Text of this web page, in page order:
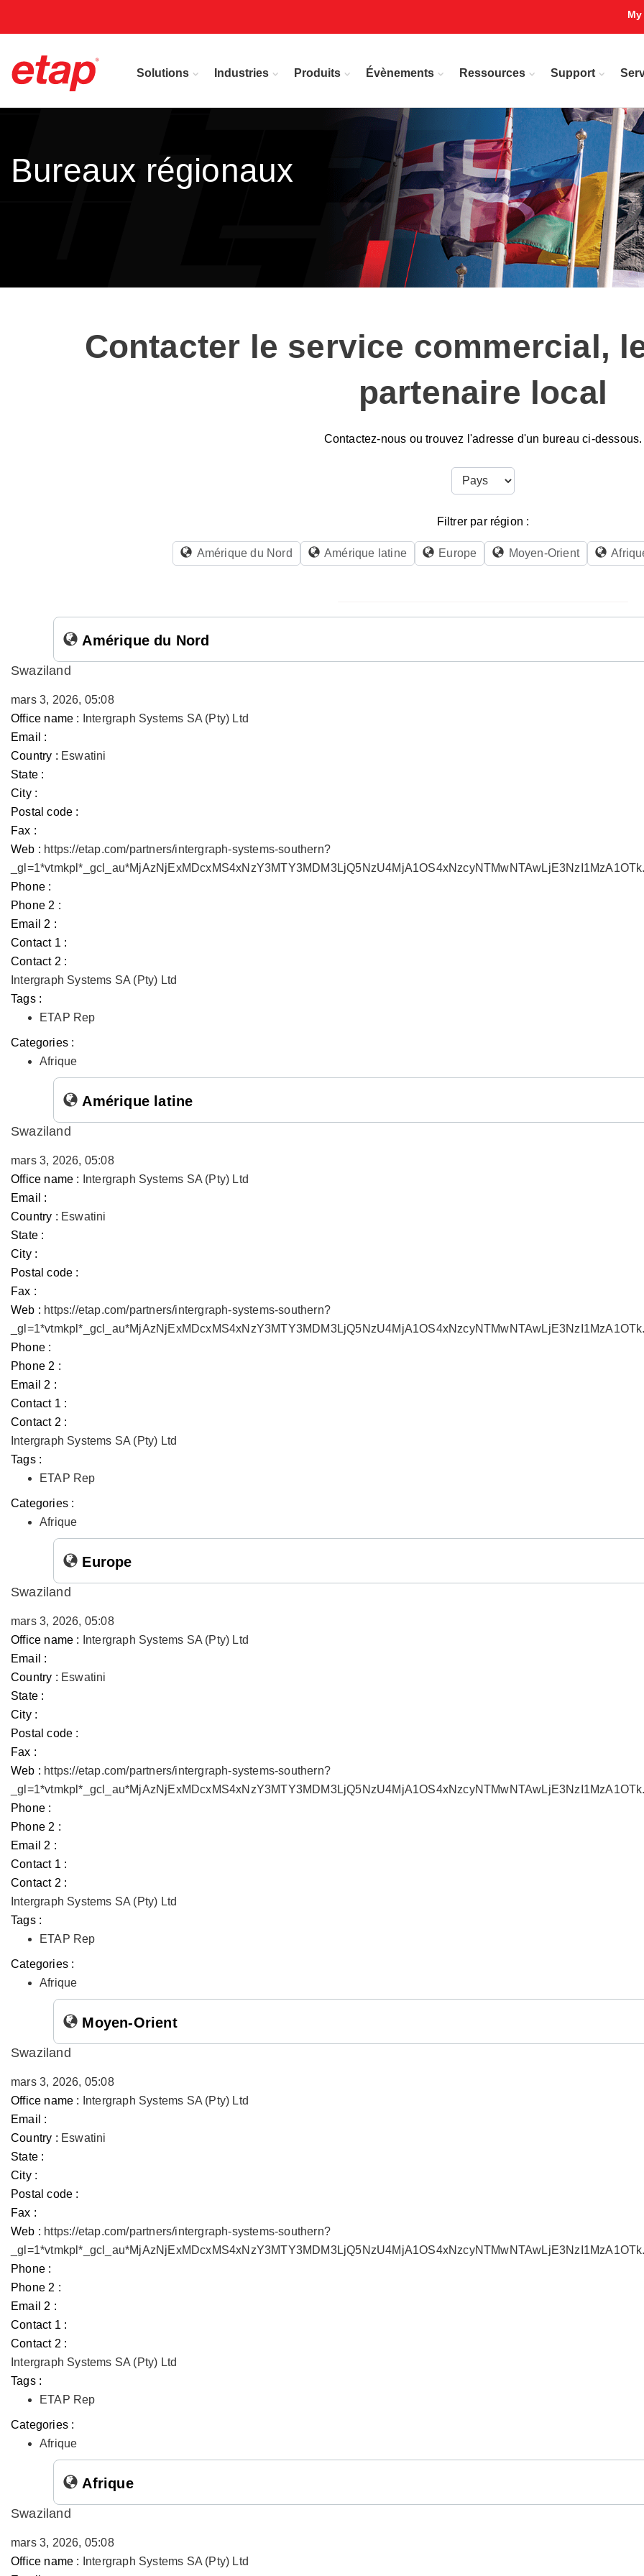
My
Solutions Industries Produits Évènements Ressources Support
Bureaux régionaux
Contacter le service commercial,
partenaire local
Contactez-nous ou trouvez l'adresse d'un bureau ci-dessous.
Filtrer par région :
Amérique du Nord Amérique latine Europe Moyen-Orient
Amérique du Nord
Swaziland
mars 3, 2026, 05:08
Office name :
Intergraph Systems SA (Pty) Ltd
Email :
Country : Eswatini
State :
City :
Postal code :
Fax :
Web : https://etap.com/partners/intergraph-systems-southern?
Phone :
Phone 2 :
Email 2 :
Contact 1 :
Contact 2 :
Intergraph Systems SA (Pty) Ltd
Tags :
ETAP Rep
Categories :
Afrique
Amérique latine
Swaziland
mars 3, 2026, 05:08
Office name :
Intergraph Systems SA (Pty) Ltd
Email :
Country : Eswatini
State :
City :
Postal code :
Fax :
Web : https://etap.com/partners/intergraph-systems-southern?
Phone :
Phone 2 :
Email 2 :
Contact 1 :
Contact 2 :
Intergraph Systems SA (Pty) Ltd
Tags :
ETAP Rep
Categories :
Afrique
Europe
Swaziland
mars 3, 2026, 05:08
Office name :
Intergraph Systems SA (Pty) Ltd
Email :
Country : Eswatini
State :
City :
Postal code :
Fax :
Web : https://etap.com/partners/intergraph-systems-southern?
Phone :
Phone 2 :
Email 2 :
Contact 1 :
Contact 2 :
Intergraph Systems SA (Pty) Ltd
Tags :
ETAP Rep
Categories :
Afrique
Moyen-Orient
Swaziland
mars 3, 2026, 05:08
Office name :
Intergraph Systems SA (Pty) Ltd
Email :
Country : Eswatini
State :
City :
Postal code :
Fax :
Web : https://etap.com/partners/intergraph-systems-southern?
Phone :
Phone 2 :
Email 2 :
Contact 1 :
Contact 2 :
Intergraph Systems SA (Pty) Ltd
Tags :
ETAP Rep
Categories :
Afrique
Afrique
Swaziland
mars 3, 2026, 05:08
Office name :
Intergraph Systems SA (Pty) Ltd